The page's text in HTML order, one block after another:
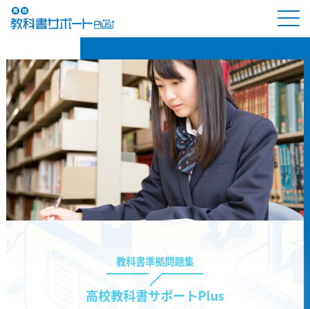
教科書準拠問題集
高校教科書サポートPlus